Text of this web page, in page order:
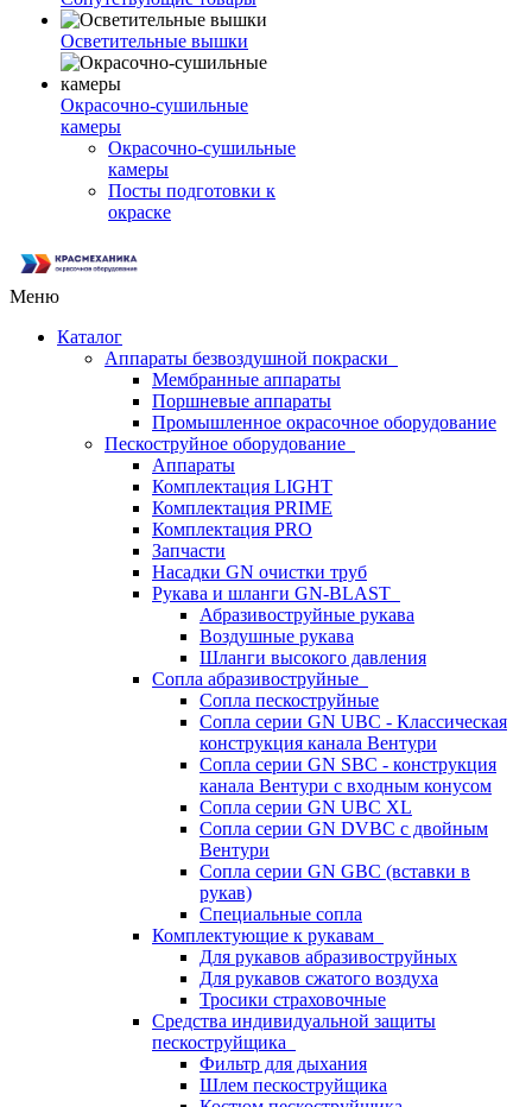
Осветительные вышки
Окрасочно-сушильные
камеры
Окрасочно-сушильные
камеры
Посты подготовки к
окраске
Меню
Каталог
Аппараты безвоздушной покраски
Мембранные аппараты
Поршневые аппараты
Промышленное окрасочное оборудование
Пескоструйное оборудование
Аппараты
Комплектация LIGHT
Комплектация PRIME
Комплектация PRO
Запчасти
Насадки GN очистки труб
Рукава и шланги GN-BLAST
Абразивоструйные рукава
Воздушные рукава
Шланги высокого давления
Сопла абразивоструйные
Сопла пескоструйные
Сопла серии GN UBC - Классическая
конструкция канала Вентури
Сопла серии GN SBC - конструкция
канала Вентури c входным конусом
Сопла серии GN UBC XL
Сопла серии GN DVBC с двойным
Вентури
Сопла серии GN GBC (вставки в
рукав)
Специальные сопла
Комплектующие к рукавам
Для рукавов абразивоструйных
Для рукавов сжатого воздуха
Тросики страховочные
Средства индивидуальной защиты
пескоструйщика
Фильтр для дыхания
Шлем пескоструйщика